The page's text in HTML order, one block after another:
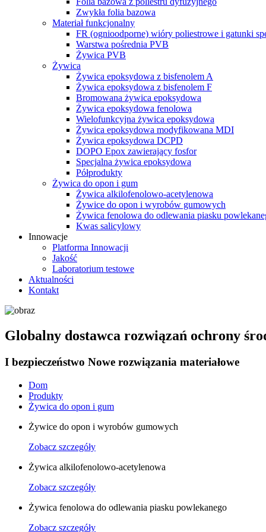
Zwykła folia bazowa
Materiał funkcjonalny
FR (ognioodporne) wióry poliestrowe i gatunki
Warstwa pośrednia PVB
Żywica PVB
Żywica
Żywica epoksydowa z bisfenolem A
Żywica epoksydowa z bisfenolem F
Bromowana żywica epoksydowa
Żywica epoksydowa fenolowa
Wielofunkcyjna żywica epoksydowa
Żywica epoksydowa modyfikowana MDI
Żywica epoksydowa DCPD
DOPO Epox zawierający fosfor
Specjalna żywica epoksydowa
Półprodukty
Żywica do opon i gum
Żywica alkilofenolowo-acetylenowa
Żywice do opon i wyrobów gumowych
Żywica fenolowa do odlewania piasku
Kwas salicylowy
Innowacje
Platforma Innowacji
Jakość
Laboratorium testowe
Aktualności
Kontakt
Globalny dostawca rozwiązań ochrony
I bezpieczeństwo Nowe rozwiązania materiałowe
Dom
Produkty
Żywica do opon i gum
Żywice do opon i wyrobów gumowych
Zobacz szczegóły
Żywica alkilofenolowo-acetylenowa
Zobacz szczegóły
Żywica fenolowa do odlewania piasku powlekanego
Zobacz szczegóły